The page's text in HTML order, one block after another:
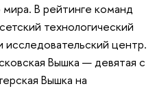
В рейтинге команд
технологический
исследовательский центр.
Вышка — девятая с
Вышка на